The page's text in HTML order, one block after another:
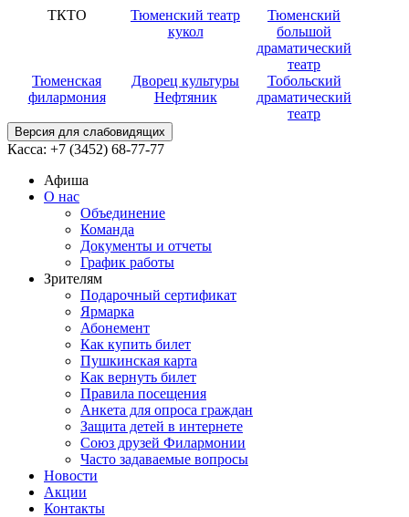
ТКТО
Тюменский театр
кукол
Тюменский
большой
драматический
театр
Тюменская
филармония
Дворец культуры
Нефтяник
Тобольский
драматический
театр
Версия для слабовидящих
Касса: +7 (3452) 68-77-77
Афиша
О нас
Объединение
Команда
Документы и отчеты
График работы
Зрителям
Подарочный сертификат
Ярмарка
Абонемент
Как купить билет
Пушкинская карта
Как вернуть билет
Правила посещения
Анкета для опроса граждан
Защита детей в интернете
Союз друзей Филармонии
Часто задаваемые вопросы
Новости
Акции
Контакты